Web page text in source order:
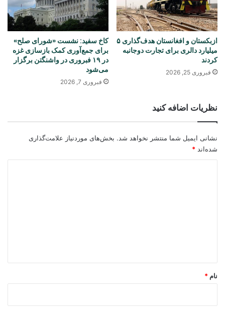
ازبکستان و افغانستان هدف‌گذاری ۵
میلیارد دالری برای تجارت دوجانبه
کردند
فبروری 25, 2026
کاخ سفید: نشست «شورای صلح»
برای جمع‌آوری کمک بازسازی غزه
در ۱۹ فبروری در واشنگتن برگزار
می‌شود
فبروری 7, 2026
نظریات اضافه کنید
نشانی ایمیل شما منتشر نخواهد شد. بخش‌های موردنیاز علامت‌گذاری
شده‌اند *
نام *